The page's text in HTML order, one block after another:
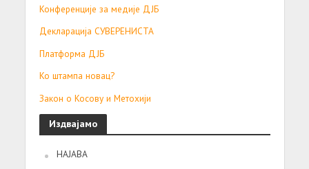
Конференције за медије ДЈБ
Декларација СУВЕРЕНИСТА
Платформа ДЈБ
Ко штампа новац?
Закон о Косову и Метохији
Издвајамо
НАЈАВА